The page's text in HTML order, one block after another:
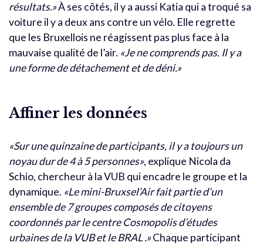
résultats.»À ses côtés, il y a aussi Katia qui a troqué sa
voiture il y a deux ans contre un vélo. Elle regrette
que les Bruxellois ne réagissent pas plus face à la
mauvaise qualité de l’air. «Je ne comprends pas. Il y a
une forme de détachement et de déni.»
Affiner les données
«Sur une quinzaine de participants, il y a toujours un
noyau dur de 4 à 5 personnes», explique Nicola da
Schio, chercheur à la VUB qui encadre le groupe et la
dynamique. «Le mini-Bruxsel’Air fait partie d’un
ensemble de 7 groupes composés de citoyens
coordonnés par le centre Cosmopolis d’études
urbaines de la VUB et le BRAL .»Chaque participant